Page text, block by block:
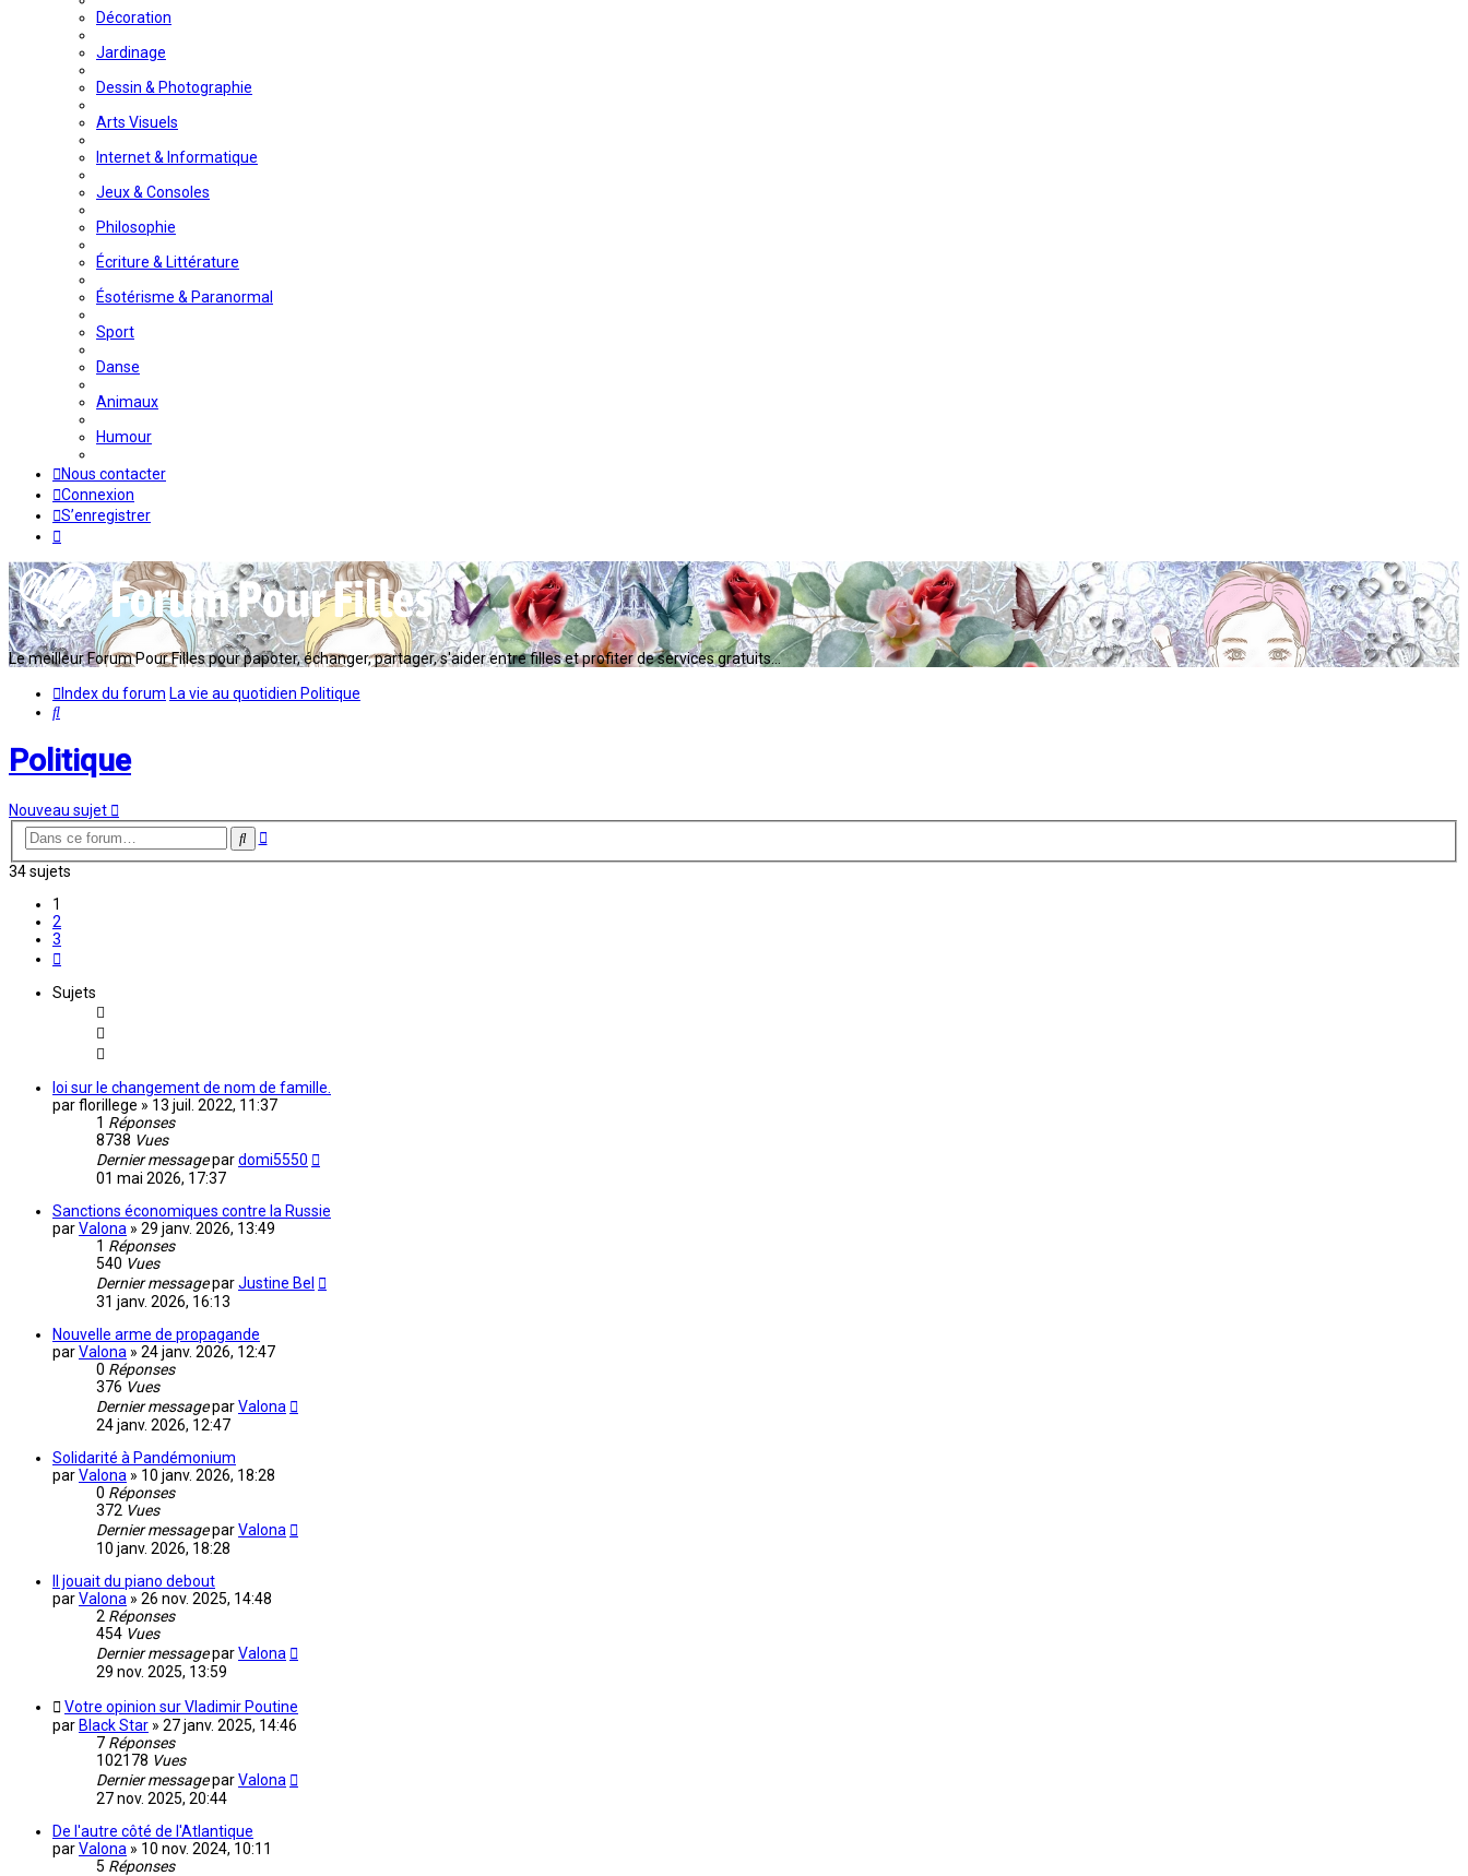
Décoration
Jardinage
Dessin & Photographie
Arts Visuels
Internet & Informatique
Jeux & Consoles
Philosophie
Écriture & Littérature
Ésotérisme & Paranormal
Sport
Danse
Animaux
Humour
Nous contacter
Connexion
S’enregistrer
Le meilleur Forum Pour Filles pour papoter, échanger, partager, s'aider entre filles et profiter de services gratuits...
Index du forum La vie au quotidien Politique
Rechercher
Politique
Nouveau sujet
Rechercher
Recherche
34 sujets
1
2
3
Sujets
loi sur le changement de nom de famille.
parflorillege » 13 juil. 2022, 11:37
1 Réponses
8738 Vues
Dernier messagepardomi5550
01 mai 2026, 17:37
Sanctions économiques contre la Russie
parValona » 29 janv. 2026, 13:49
1 Réponses
540 Vues
Dernier messageparJustine Bel
31 janv. 2026, 16:13
Nouvelle arme de propagande
parValona » 24 janv. 2026, 12:47
0 Réponses
376 Vues
Dernier messageparValona
24 janv. 2026, 12:47
Solidarité à Pandémonium
parValona » 10 janv. 2026, 18:28
0 Réponses
372 Vues
Dernier messageparValona
10 janv. 2026, 18:28
Il jouait du piano debout
parValona » 26 nov. 2025, 14:48
2 Réponses
454 Vues
Dernier messageparValona
29 nov. 2025, 13:59
Votre opinion sur Vladimir Poutine
par Black Star » 27 janv. 2025, 14:46
7 Réponses
102178 Vues
Dernier messageparValona
27 nov. 2025, 20:44
De l'autre côté de l'Atlantique
parValona » 10 nov. 2024, 10:11
5 Réponses